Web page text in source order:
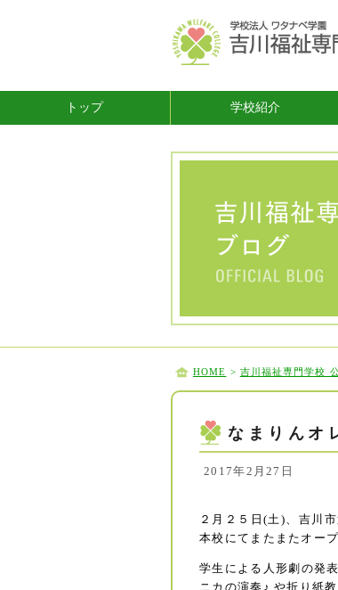
トップ 学校紹介
HOME > 吉川福祉専門学校
なまりんオ
2017年2月27日
２月２５日(土)、吉川
本校にてまたまたオー
学生による人形劇の発
ニカの演奏♪ や折り紙